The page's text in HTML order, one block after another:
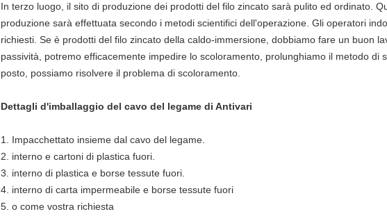
In terzo luogo, il sito di produzione dei prodotti del filo zincato sarà pulito ed ordinato.
produzione sarà effettuata secondo i metodi scientifici dell'operazione. Gli operatori
richiesti. Se è prodotti del filo zincato della caldo-immersione, dobbiamo fare un buon
passività, potremo efficacemente impedire lo scoloramento, prolunghiamo il metodo di
posto, possiamo risolvere il problema di scoloramento.
Dettagli d'imballaggio del cavo del legame di Antivari
1. Impacchettato insieme dal cavo del legame.
2. interno e cartoni di plastica fuori.
3. interno di plastica e borse tessute fuori.
4. interno di carta impermeabile e borse tessute fuori
5. o come vostra richiesta